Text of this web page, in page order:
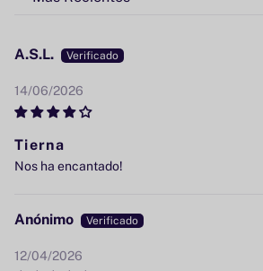
Sort by
14/06/2026
A.S.L.
Tierna
Nos ha encantado!
12/04/2026
Anónimo